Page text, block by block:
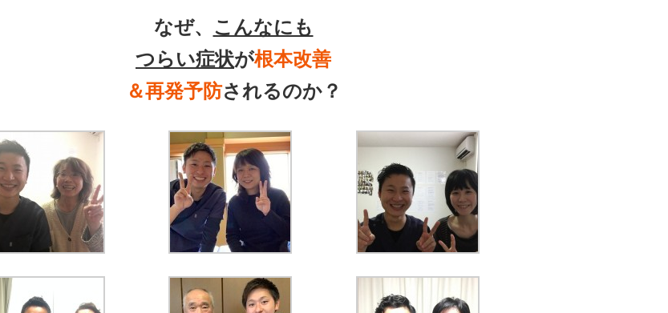
なぜ、 こんなにも
つらい症状が根本改善
＆再発予防されるのか？